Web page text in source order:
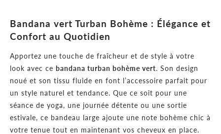
Bandana vert Turban Bohème : Élégance et
Confort au Quotidien
Apportez une touche de fraîcheur et de style à votre
look avec ce bandana turban bohème vert. Son design
noué et son tissu fluide en font l’accessoire parfait pour
un style naturel et tendance. Que ce soit pour une
séance de yoga, une journée détente ou une sortie
estivale, ce bandeau large ajoute une note bohème chic à
votre tenue tout en maintenant vos cheveux en place.